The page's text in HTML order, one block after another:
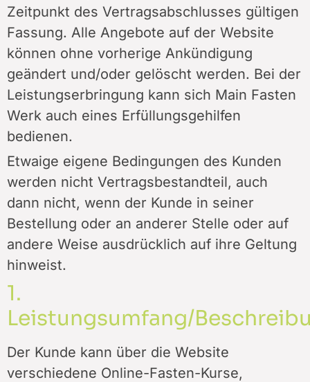
Zeitpunkt des Vertragsabschlusses gültigen
Fassung. Alle Angebote auf der Website
können ohne vorherige Ankündigung
geändert und/oder gelöscht werden. Bei der
Leistungserbringung kann sich Main Fasten
Werk auch eines Erfüllungsgehilfen
bedienen.
Etwaige eigene Bedingungen des Kunden
werden nicht Vertragsbestandteil, auch
dann nicht, wenn der Kunde in seiner
Bestellung oder an anderer Stelle oder auf
andere Weise ausdrücklich auf ihre Geltung
hinweist.
1.
Leistungsumfang/
Der Kunde kann über die Website
verschiedene Online-Fasten-Kurse,